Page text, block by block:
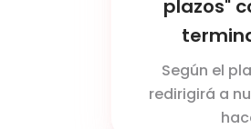
plazos"
Según el
redirigirá a